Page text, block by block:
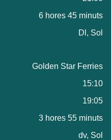
6 hores 45 minuts
Dl, Sol
Golden Star Ferries
15:10
19:05
3 hores 55 minuts
dv, Sol